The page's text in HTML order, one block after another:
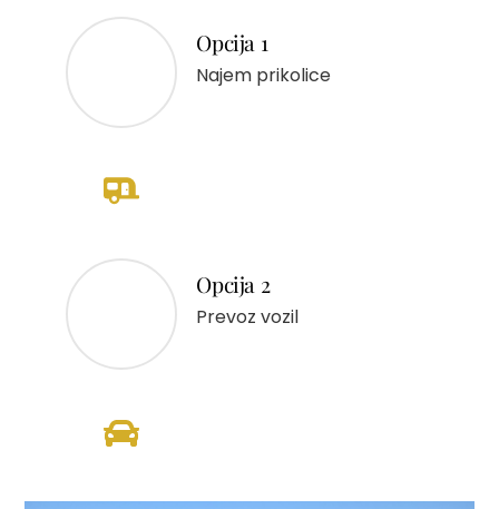
Opcija 1
Najem prikolice
Opcija 2
Prevoz vozil